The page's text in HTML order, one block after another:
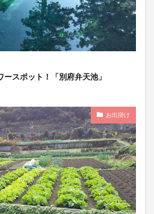
スポット！「別府弁天池」
お出掛け